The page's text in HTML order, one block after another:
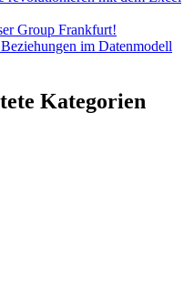
Group Frankfurt!
im Datenmodell
Kategorien